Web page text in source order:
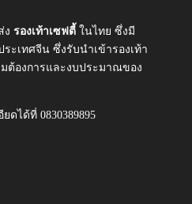
ง รองเท้าเซฟตี้ ในไทย ซึ่งมี
ะเทศจีน ซึ่งรับนำเข้ารองเท้า
ต้องการและงบประมาณของ
ดได้ที่ 0830389895